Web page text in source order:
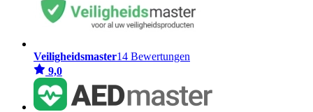
Veiligheidsmaster14 Bewertungen
9,0